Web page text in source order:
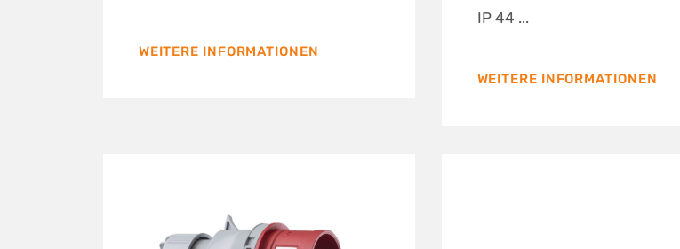
WEITERE INFORMATIONEN
IP 44 ...
WEITERE INFORMATIONEN